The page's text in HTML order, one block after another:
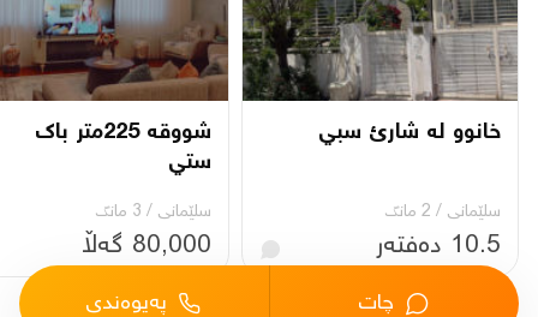
خانوو له شارئ سبي
سلێمانی / 2 مانگ
10.5 دەفتەر
شووقه 225متر باك
ستي
سلێمانی / 3 مانگ
80,000 گەڵا
چات پەیوەندی